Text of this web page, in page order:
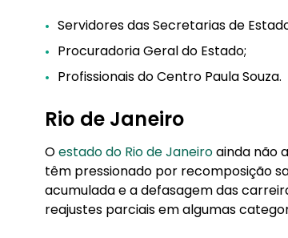
Servidores das Secretarias de
Procuradoria Geral do Estado;
Profissionais do Centro Paula Souza.
Rio de Janeiro
Oestado do Rio de Janeiroainda não
têm pressionado por recomposição
acumulada e a defasagem das
reajustes parciais em algumas